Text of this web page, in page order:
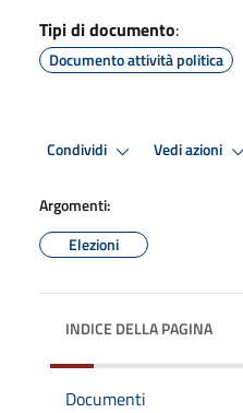
Tipi di documento:
Documento attività politica
Condividi Vedi azioni
Argomenti:
Elezioni
INDICE DELLA PAGINA
Documenti